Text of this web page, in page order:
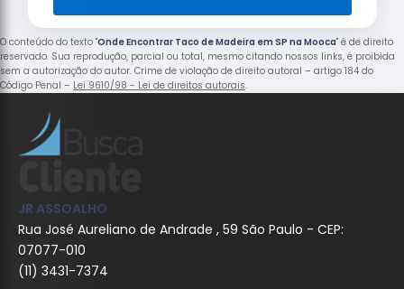
O conteúdo do texto "Onde Encontrar Taco de Madeira em SP na Mooca" é de direito
reservado. Sua reprodução, parcial ou total, mesmo citando nossos links, é proibida
sem a autorização do autor. Crime de violação de direito autoral – artigo 184 do
Código Penal – Lei 9610/98 - Lei de direitos autorais.
JR ASSOALHO
Rua José Aureliano de Andrade , 59 São Paulo - CEP:
07077-010
(11) 3431-7374